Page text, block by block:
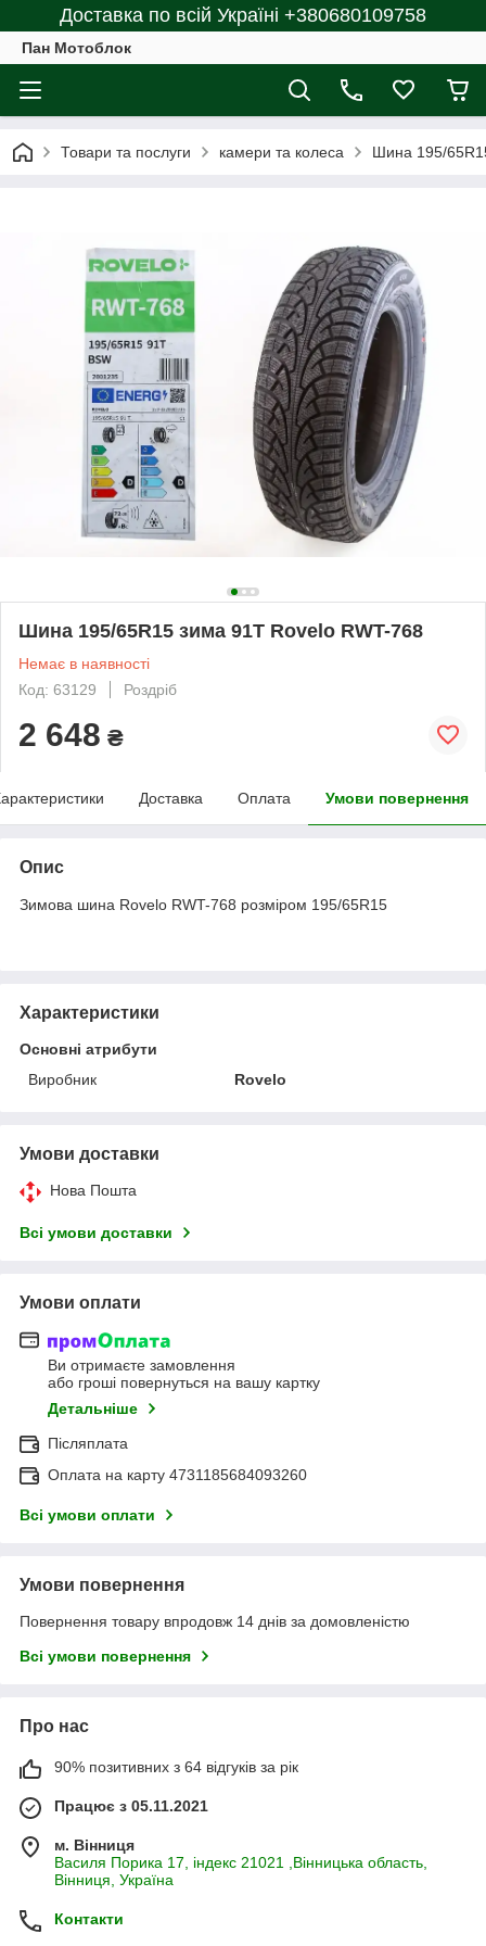
Доставка по всій Україні +380680109758
Пан Мотоблок
Товари та послуги камери та колеса Шина 195/
Шина 195/65R15 зима 91T Rovelo RWT-768
Немає в наявності
Код: 63129
Роздріб
2 648 ₴
Доставка Оплата Умови повернення
Опис
Зимова шина Rovelo RWT-768 розміром 195/65R15
Характеристики
Основні атрибути
Виробник
Rovelo
Умови доставки
Нова Пошта
Всі умови доставки
Умови оплати
Ви отримаєте замовлення
або гроші повернуться на вашу картку
Детальніше
Післяплата
Оплата на карту 4731185684093260
Всі умови оплати
Умови повернення
Повернення товару впродовж 14 днів за домовленістю
Всі умови повернення
Про нас
90% позитивних з 64 відгуків за рік
Працює з 05.11.2021
м. Вінниця
Василя Порика 17, індекс 21021 ,Вінницька область,
Вінниця, Україна
Контакти